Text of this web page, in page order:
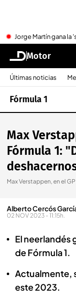
Jorge Martín gana la
Motor
Últimas noticias
Fórmula 1
Max
Fórmula 1:
Max Verstappen, en el
Alberto Cercós
02 NOV 2023 - 11:15h.
El neerlandés
de Fórmula 1.
Actualmente,
este 2023.